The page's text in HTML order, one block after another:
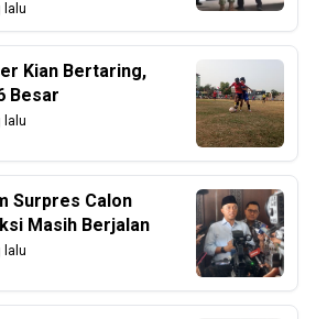
lalu
Kian Bertaring,
Besar
lalu
Surpres Calon
Masih Berjalan
lalu